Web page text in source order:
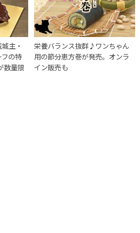
主・
の特
数量限
栄養バランス抜群♪ワンちゃん
用の節分恵方巻が発売。オンラ
イン販売も